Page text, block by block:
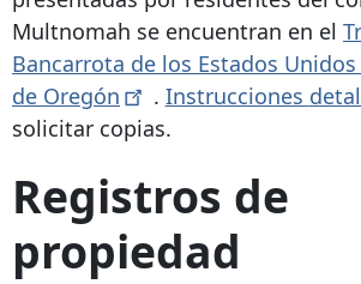
Multnomah se encuentran en el
Bancarrota de los Estados
de Oregón . Instrucciones
solicitar copias.
Registros de
propiedad